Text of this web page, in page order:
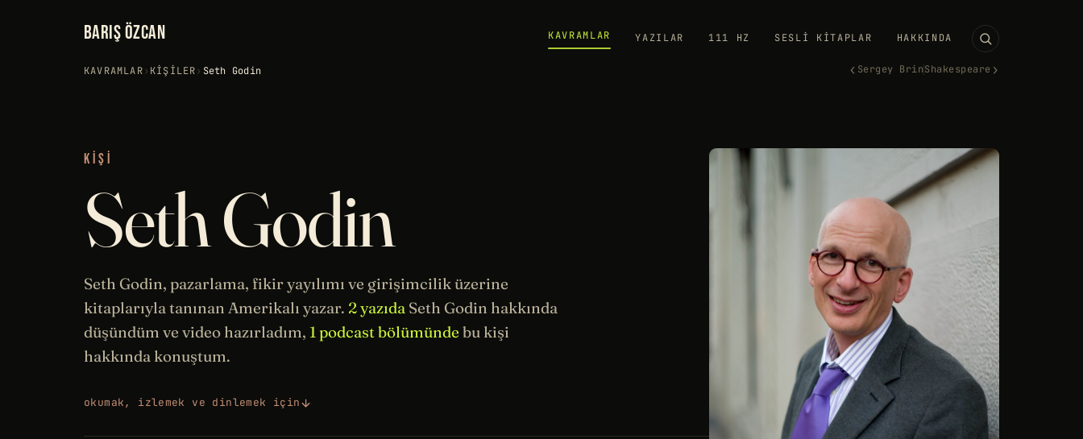
BARIŞ ÖZCAN KAVRAMLAR YAZILAR 111 HZ SESLI KITAPLAR HAKKINDA
KAVRAMLAR› KIŞILER› Seth Godin ‹ Sergey BrinShakespeare ›
KIŞI
Seth Godin
Seth Godin, pazarlama, fikir yayılımı ve girişimcilik üzerine
kitaplarıyla tanınan Amerikalı yazar. 2 yazıda Seth Godin hakkında
düşündüm ve video hazırladım, 1 podcast bölümünde bu kişi
hakkında konuştum.
okumak, izlemek ve dinlemek için